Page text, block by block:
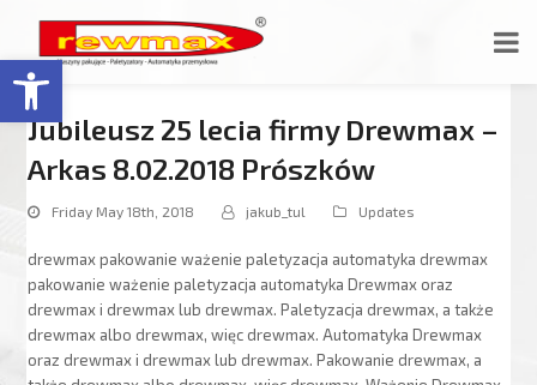
Open toolbar
Jubileusz 25 lecia firmy Drewmax –
Arkas 8.02.2018 Prószków
Friday May 18th, 2018 jakub_tul Updates
drewmax pakowanie ważenie paletyzacja automatyka drewmax
pakowanie ważenie paletyzacja automatyka Drewmax oraz
drewmax i drewmax lub drewmax. Paletyzacja drewmax, a także
drewmax albo drewmax, więc drewmax. Automatyka Drewmax
oraz drewmax i drewmax lub drewmax. Pakowanie drewmax, a